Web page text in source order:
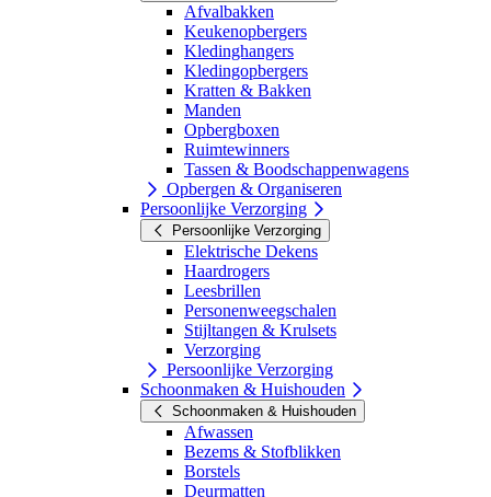
Afvalbakken
Keukenopbergers
Kledinghangers
Kledingopbergers
Kratten & Bakken
Manden
Opbergboxen
Ruimtewinners
Tassen & Boodschappenwagens
Opbergen & Organiseren
Persoonlijke Verzorging
Persoonlijke Verzorging
Elektrische Dekens
Haardrogers
Leesbrillen
Personenweegschalen
Stijltangen & Krulsets
Verzorging
Persoonlijke Verzorging
Schoonmaken & Huishouden
Schoonmaken & Huishouden
Afwassen
Bezems & Stofblikken
Borstels
Deurmatten